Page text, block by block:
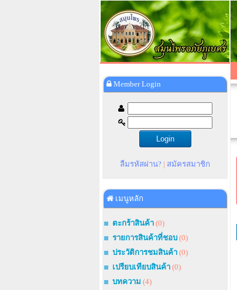
Member Login
ลืมรหัสผ่าน? | สมัครสมาชิก
เมนูหลัก
ตะกร้าสินค้า (0)
รายการสินค้าที่ชอบ (0)
ประวัติการชมสินค้า (0)
เปรียบเทียบสินค้า (0)
บทความ (4)